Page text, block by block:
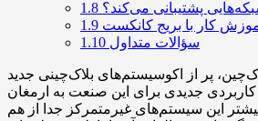
1.8 پشتیبانی می‌کند؟
1.9 کار با بریج کانکست
1.10 سؤالات متداول
پر از اکوسیستم‌های بلاک‌چینی جدید
جدیدی برای این صنعت به ارمغان
این سیستم‌های غیرمتمرکز جدا از هم